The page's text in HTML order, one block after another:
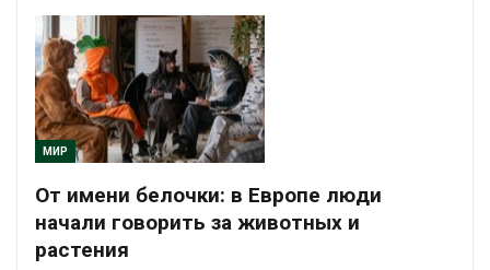
МИР
От имени белочки: в Европе люди
начали говорить за животных и
растения